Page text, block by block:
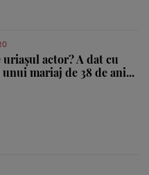
actor? A dat cu
mariaj de 38 de ani...